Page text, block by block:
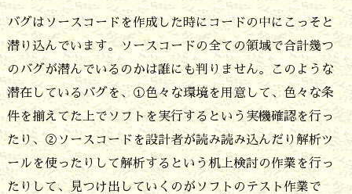
ト
の
量
と
質
の
確
バグはソースコードを作成した時にコードの中にこっそと
潜り込んでいます。ソースコードの全ての領域で合計幾つ
のバグが潜んでいるのかは誰にも判りません。このような
潜在しているバグを、①色々な環境を用意して、色々な条
件を揃えてた上でソフトを実行するという実機確認を行っ
たり、②ソースコードを設計者が読み読み込んだり解析ツ
ールを使ったりして解析するという机上検討の作業を行っ
たりして、見つけ出していくのがソフトのテスト作業で